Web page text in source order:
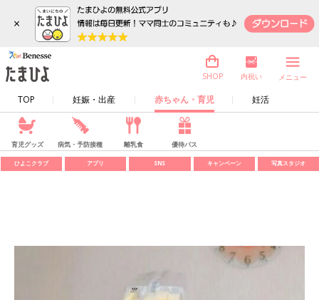
×
TOP 妊娠・出産 赤ちゃん・育児 妊活
SHOP 内祝い メニュー
育児グッズ 病気・予防接種 離乳食 優待パス
ひよこクラブ アプリ SNS キャンペーン 写真スタジオ